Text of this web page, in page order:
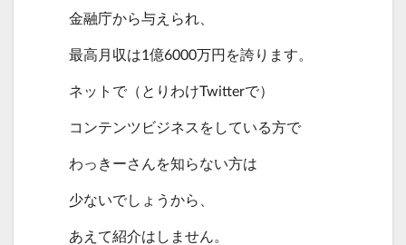
金融庁から与えられ、
最高月収は1億6000万円を誇ります。
ネットで（とりわけTwitterで）
コンテンツビジネスをしている方で
わっきーさんを知らない方は
少ないでしょうから、
あえて紹介はしません。